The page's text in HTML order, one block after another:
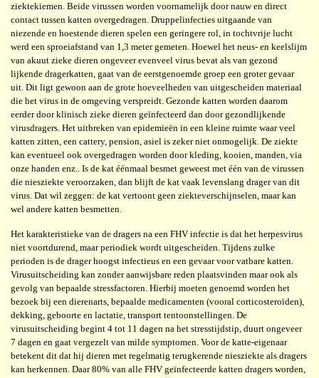
ziektekiemen. Beide virussen worden voornamelijk door nauw en direct
contact tussen katten overgedragen. Druppelinfecties uitgaande van
niezende en hoestende dieren spelen een geringere rol, in tochtvrije lucht
werd een sproeiafstand van 1,3 meter gemeten. Hoewel het neus- en keelslijm
van akuut zieke dieren ongeveer evenveel virus bevat als van gezond
lijkende dragerkatten, gaat van de eerstgenoemde groep een groter gevaar
uit. Dit ligt gewoon aan de grote hoeveelheden van uitgescheiden materiaal
die het virus in de omgeving verspreidt. Gezonde katten worden daarom
eerder door klinisch zieke dieren geïnfecteerd dan door gezondlijkende
virusdragers. Het uitbreken van epidemieën in een kleine ruimte waar veel
katten zitten, een cattery, pension, asiel is zeker niet onmogelijk. De ziekte
kan eventueel ook overgedragen worden door kleding, kooien, manden, via
onze handen enz.. Is de kat éénmaal besmet geweest met één van de virussen
die niesziekte veroorzaken, dan blijft de kat vaak levenslang drager van dit
virus. Dat wil zeggen: de kat vertoont geen ziekteverschijnselen, maar kan
wel andere katten besmetten.
Het karakteristieke van de dragers na een FHV infectie is dat het herpesvirus
niet voortdurend, maar periodiek wordt uitgescheiden. Tijdens zulke
perioden is de drager hoogst infectieus en een gevaar voor vatbare katten.
Virusuitscheiding kan zonder aanwijsbare reden plaatsvinden maar ook als
gevolg van bepaalde stressfactoren. Hierbij moeten genoemd worden het
bezoek bij een dierenarts, bepaalde medicamenten (vooral corticosteroïden),
dekking, geboorte en lactatie, transport tentoonstellingen. De
virusuitscheiding begint 4 tot 11 dagen na het stresstijdstip, duurt ongeveer
7 dagen en gaat vergezelt van milde symptomen. Voor de katte-eigenaar
betekent dit dat hij dieren met regelmatig terugkerende niesziekte als dragers
kan herkennen. Daar 80% van alle FHV geïnfecteerde katten dragers worden,